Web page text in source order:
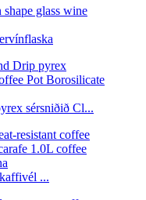
sérsniðið Cl...
...